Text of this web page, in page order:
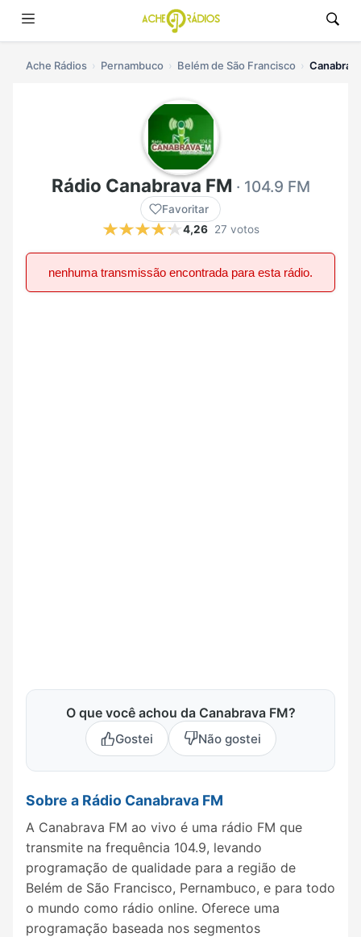
Ache Rádios Pernambuco Belém de São Francisco
Rádio Canabrava FM · 104.9 FM
Favoritar
4,26 27 votos
nenhuma transmissão encontrada para esta rádio.
O que você achou da Canabrava FM?
Gostei Não gostei
Sobre a Rádio Canabrava FM
A Canabrava FM ao vivo é uma rádio FM que
transmite na frequência 104.9, levando
programação de qualidade para a região de
Belém de São Francisco, Pernambuco, e para todo
o mundo como rádio online. Oferece uma
programação baseada nos segmentos